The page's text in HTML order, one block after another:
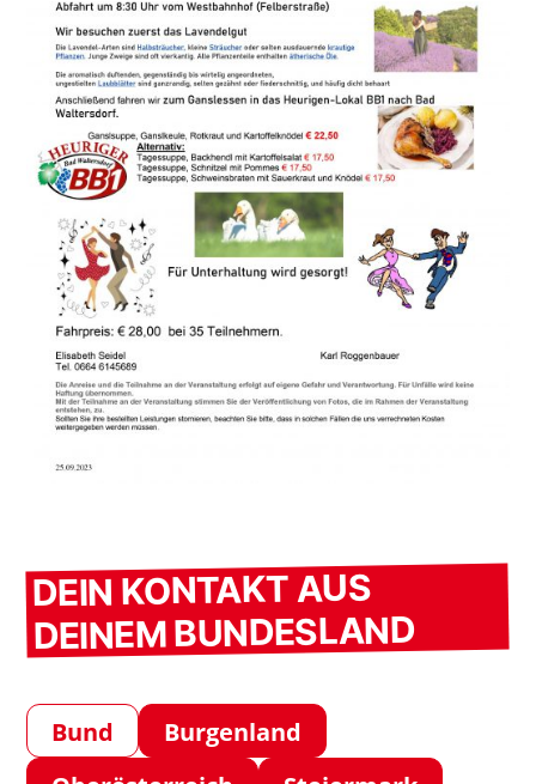
DEIN KONTAKT AUS
DEINEM BUNDESLAND
Bund
Burgenland